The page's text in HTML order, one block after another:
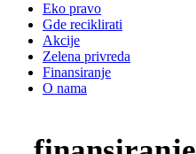
Eko pravo
Gde reciklirati
Akcije
Zelena privreda
Finansiranje
O nama